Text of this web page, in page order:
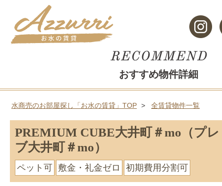
おすすめ物件詳細
水商売のお部屋探し「お水の賃貸」TOP 全賃貸物件一覧
PREMIUM CUBE大井町＃mo（プ
ブ大井町＃mo）
ペット可 敷金・礼金ゼロ 初期費用分割可